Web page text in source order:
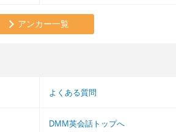
アンカー一覧
よくある質問
DMM英会話トップへ